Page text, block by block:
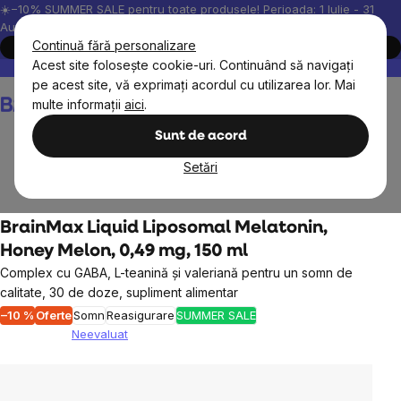
Continuă fără personalizare
Acest site folosește cookie-uri. Continuând să navigați
pe acest site, vă exprimați acordul cu utilizarea lor. Mai
multe informații aici.
Sunt de acord
Setări
Treci
la
conținut
☀️−10% SUMMER SALE pentru toate produsele! Perioada: 1 Iulie - 31
August, 2026.
Cumpără acum
Peste 200.000 de recenzii verificate
Produsele noastre sunt
Coş
de
BrainMax Liquid Liposomal Melatonin,
Honey Melon, 0,49 mg, 150 ml
Complex cu GABA, L-teanină și valeriană pentru un somn de
calitate, 30 de doze, supliment alimentar
–10 % OferteSomnReasigurareSUMMER SALE
Neevaluat